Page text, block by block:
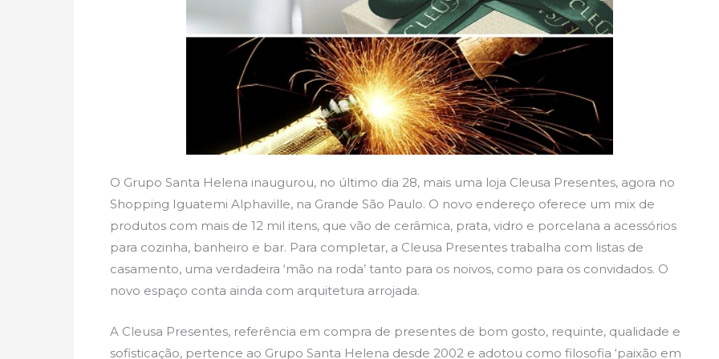
O Grupo Santa Helena inaugurou, no último dia 28, mais uma loja Cleusa Presentes, agora no
Shopping Iguatemi Alphaville, na Grande São Paulo. O novo endereço oferece um mix de
produtos com mais de 12 mil itens, que vão de cerâmica, prata, vidro e porcelana a acessórios
para cozinha, banheiro e bar. Para completar, a Cleusa Presentes trabalha com listas de
casamento, uma verdadeira ‘mão na roda’ tanto para os noivos, como para os convidados. O
novo espaço conta ainda com arquitetura arrojada.
A Cleusa Presentes, referência em compra de presentes de bom gosto, requinte, qualidade e
sofisticação, pertence ao Grupo Santa Helena desde 2002 e adotou como filosofia ‘paixão em